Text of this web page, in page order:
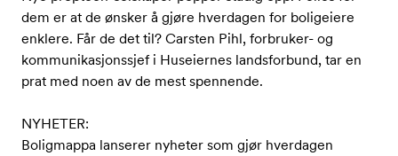
dem er at de ønsker å gjøre hverdagen for boligeiere
enklere. Får de det til? Carsten Pihl, forbruker- og
kommunikasjonssjef i Huseiernes landsforbund, tar en
prat med noen av de mest spennende.
NYHETER:
Boligmappa lanserer nyheter som gjør hverdagen